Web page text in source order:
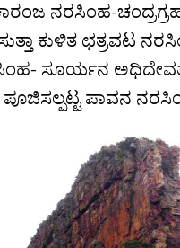
ನರಸಿಂಹ-
ಕುಳಿತ ಛತ್ರವಟ
ಸೂರ್ಯನ
ಪೂಜಿಸಲ್ಪಟ್ಟ ಪಾವನ